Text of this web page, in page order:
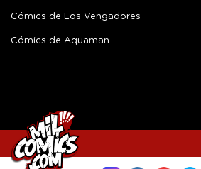
Cómics de Los Vengadores
Cómics de Aquaman